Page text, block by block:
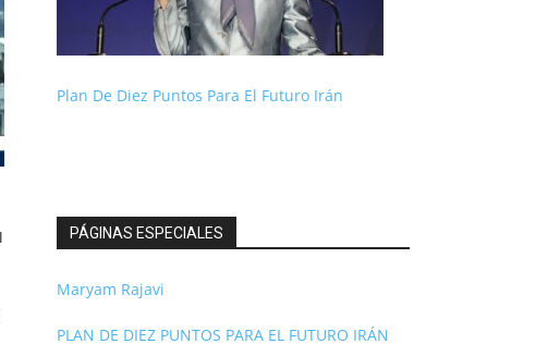
Plan De Diez Puntos Para El Futuro Irán
PÁGINAS ESPECIALES
Maryam Rajavi
PLAN DE DIEZ PUNTOS PARA EL FUTURO IRÁN